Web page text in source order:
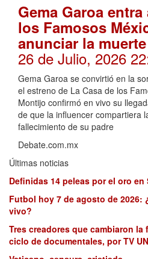
Gema Garoa
los Famosos
anunciar la
26 de Julio, 2026
Gema Garoa se convirtió en la
el estreno de La Casa de los
Montijo confirmó en vivo su
de que la influencer compartiera
fallecimiento de su padre
Debate.com.mx
Últimas noticias
Definidas 14 peleas por el oro en
Futbol hoy 7 de agosto de 2026:
vivo?
Tres creadores que cambiaron la
ciclo de documentales, por TV